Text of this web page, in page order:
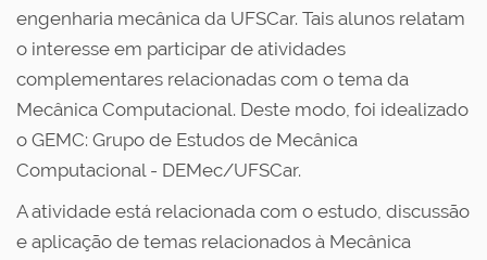
engenharia mecânica da UFSCar. Tais alunos relatam
o interesse em participar de atividades
complementares relacionadas com o tema da
Mecânica Computacional. Deste modo, foi idealizado
o GEMC: Grupo de Estudos de Mecânica
Computacional - DEMec/UFSCar.
A atividade está relacionada com o estudo, discussão
e aplicação de temas relacionados à Mecânica